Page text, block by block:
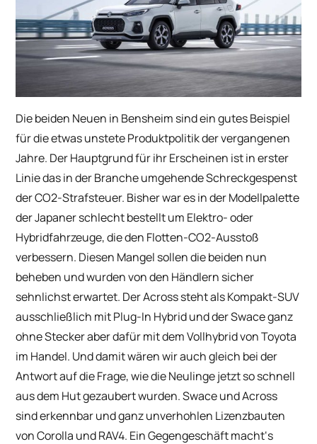
Die beiden Neuen in Bensheim sind ein gutes Beispiel
für die etwas unstete Produktpolitik der vergangenen
Jahre. Der Hauptgrund für ihr Erscheinen ist in erster
Linie das in der Branche umgehende Schreckgespenst
der CO2-Strafsteuer. Bisher war es in der Modellpalette
der Japaner schlecht bestellt um Elektro- oder
Hybridfahrzeuge, die den Flotten-CO2-Ausstoß
verbessern. Diesen Mangel sollen die beiden nun
beheben und wurden von den Händlern sicher
sehnlichst erwartet. Der Across steht als Kompakt-SUV
ausschließlich mit Plug-In Hybrid und der Swace ganz
ohne Stecker aber dafür mit dem Vollhybrid von Toyota
im Handel. Und damit wären wir auch gleich bei der
Antwort auf die Frage, wie die Neulinge jetzt so schnell
aus dem Hut gezaubert wurden. Swace und Across
sind erkennbar und ganz unverhohlen Lizenzbauten
von Corolla und RAV4. Ein Gegengeschäft macht‘s